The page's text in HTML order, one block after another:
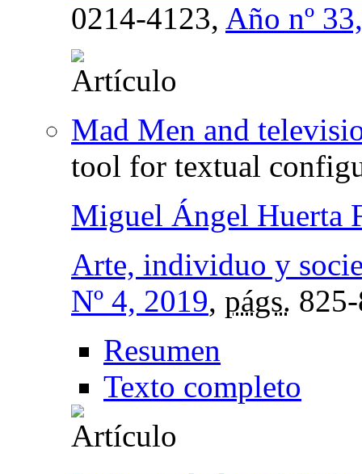
0214-4123, Año nº
Mad Men and
tool for textual
Miguel Ángel Huerta
Arte, individuo y
Nº 4, 2019, págs.
Resumen
Texto completo